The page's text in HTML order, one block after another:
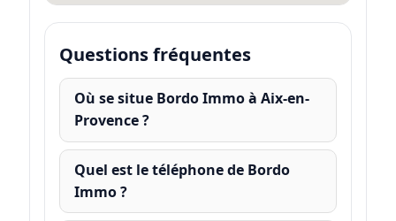
Questions fréquentes
Où se situe Bordo Immo à Aix-en-
Provence ?
Quel est le téléphone de Bordo
Immo ?